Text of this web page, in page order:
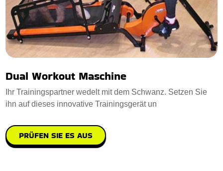
Dual Workout Maschine
Ihr Trainingspartner wedelt mit dem Schwanz. Setzen Sie
ihn auf dieses innovative Trainingsgerät un
PRÜFEN SIE ES AUS